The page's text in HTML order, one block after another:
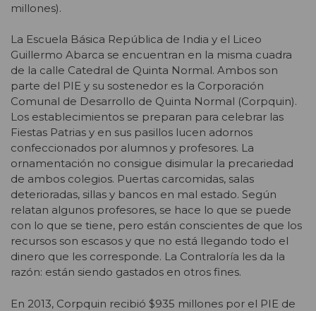
millones).
La Escuela Básica República de India y el Liceo
Guillermo Abarca se encuentran en la misma cuadra
de la calle Catedral de Quinta Normal. Ambos son
parte del PIE y su sostenedor es la Corporación
Comunal de Desarrollo de Quinta Normal (Corpquin).
Los establecimientos se preparan para celebrar las
Fiestas Patrias y en sus pasillos lucen adornos
confeccionados por alumnos y profesores. La
ornamentación no consigue disimular la precariedad
de ambos colegios. Puertas carcomidas, salas
deterioradas, sillas y bancos en mal estado. Según
relatan algunos profesores, se hace lo que se puede
con lo que se tiene, pero están conscientes de que los
recursos son escasos y que no está llegando todo el
dinero que les corresponde. La Contraloría les da la
razón: están siendo gastados en otros fines.
En 2013, Corpquin recibió $935 millones por el PIE de